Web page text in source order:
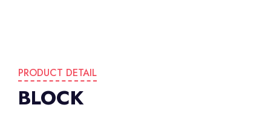
PRODUCT DETAIL
BLOCK